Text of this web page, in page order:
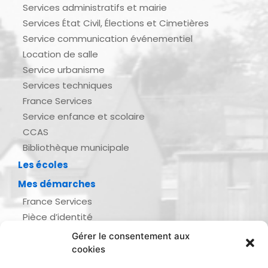
Gérer le consentement aux
cookies
Services administratifs et mairie
Services État Civil, Élections et Cimetières
Service communication événementiel
Location de salle
Service urbanisme
Services techniques
France Services
Service enfance et scolaire
CCAS
Bibliothèque municipale
Les écoles
Mes démarches
France Services
Pièce d’identité
Demande d’actes d’état civil